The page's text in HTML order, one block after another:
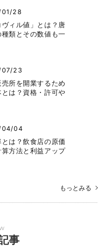
28
ヴィル値」とは？唐
種類とその数値も一
23
所を開業するため
とは？資格・許可や
04/04
とは？飲食店の原価
算方法と利益アップ
もっとみる
事